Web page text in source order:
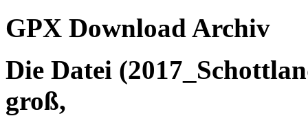
GPX Download Archiv
Die Datei
groß,